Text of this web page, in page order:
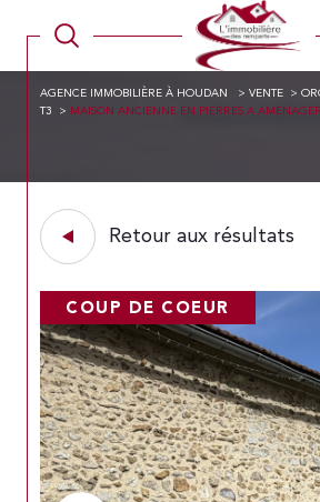
AGENCE IMMOBILIÈRE À HOUDAN VENTE
T3
MAISON ANCIENNE EN PIERRES A AMENAGER
Retour aux résultats
COUP DE COEUR